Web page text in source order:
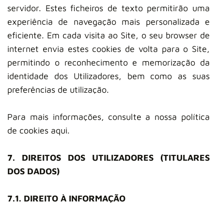
servidor. Estes ficheiros de texto permitirão uma
experiência de navegação mais personalizada e
eficiente. Em cada visita ao Site, o seu browser de
internet envia estes cookies de volta para o Site,
permitindo o reconhecimento e memorização da
identidade dos Utilizadores, bem como as suas
preferências de utilização.
Para mais informações, consulte a nossa política
de cookies aqui.
7. DIREITOS DOS UTILIZADORES (TITULARES
DOS DADOS)
7.1. DIREITO À INFORMAÇÃO